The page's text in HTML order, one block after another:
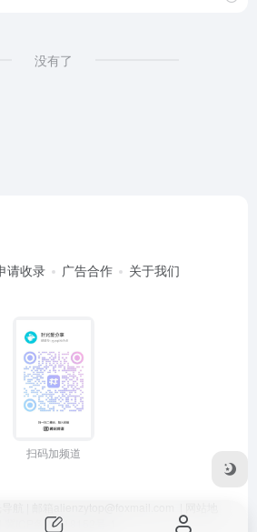
没有了
请收录 广告合作 关于我们
扫码加频道
冀ICP备20018152号-1